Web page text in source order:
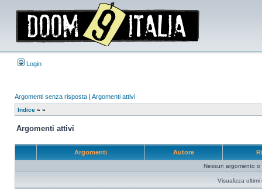
Login
Argomenti senza risposta | Argomenti attivi
Indice » »
Argomenti attivi
Argomenti Autore
Nessun argomento o
Visualizza ultimi